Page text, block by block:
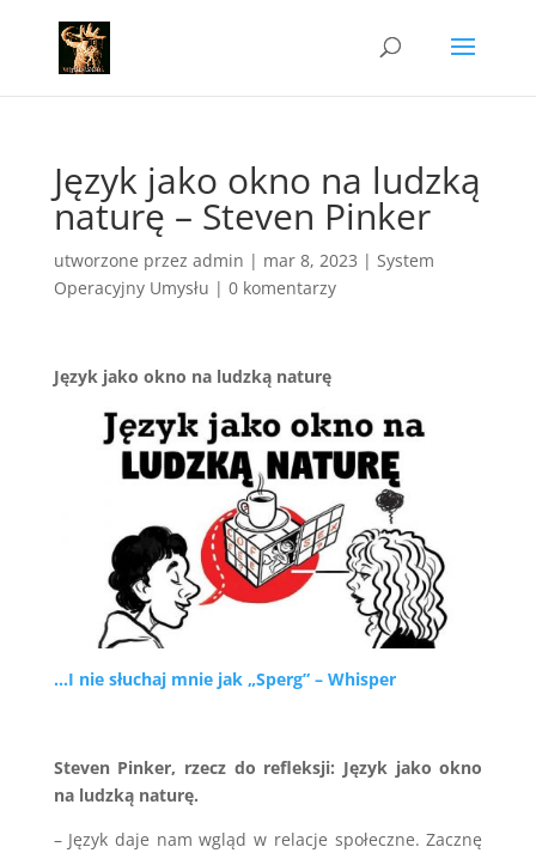
Język jako okno na ludzką
naturę – Steven Pinker
utworzone przez admin | mar 8, 2023 | System
Operacyjny Umysłu | 0 komentarzy
Język jako okno na ludzką naturę
…I nie słuchaj mnie jak „Sperg” – Whisper
Steven Pinker, rzecz do refleksji: Język jako okno
na ludzką naturę.
– Język daje nam wgląd w relacje społeczne. Zacznę